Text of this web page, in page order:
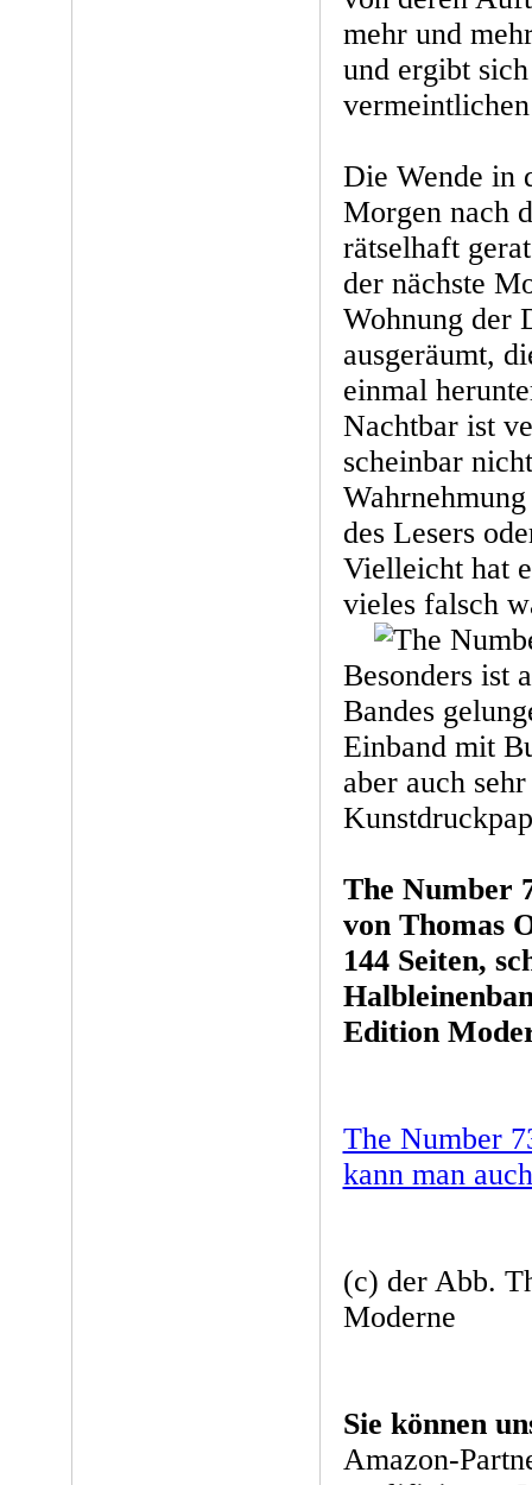
mehr und
und ergibt
Die Wende in
Morgen nach
rätselhaft
der nächste
Wohnung der
ausgeräumt,
einmal
Nachtbar ist
scheinbar
des Lesers
Vielleicht hat
vieles falsch
Besonders ist
Bandes
Einband mit
aber auch
The Number
von Thomas
144 Seiten,
Edition
The Number
kann man
(c) der Abb.
Moderne
Sie können
Amazon-